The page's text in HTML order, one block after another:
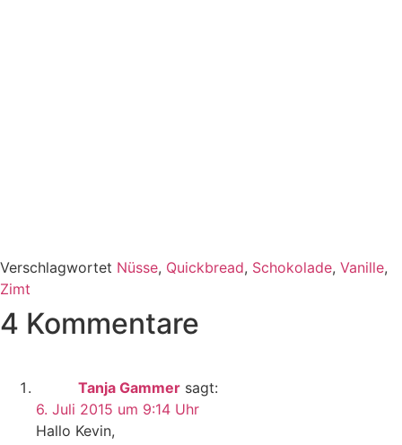
Verschlagwortet Nüsse, Quickbread, Schokolade, Vanille,
Zimt
4 Kommentare
Tanja Gammer sagt:
6. Juli 2015 um 9:14 Uhr
Hallo Kevin,